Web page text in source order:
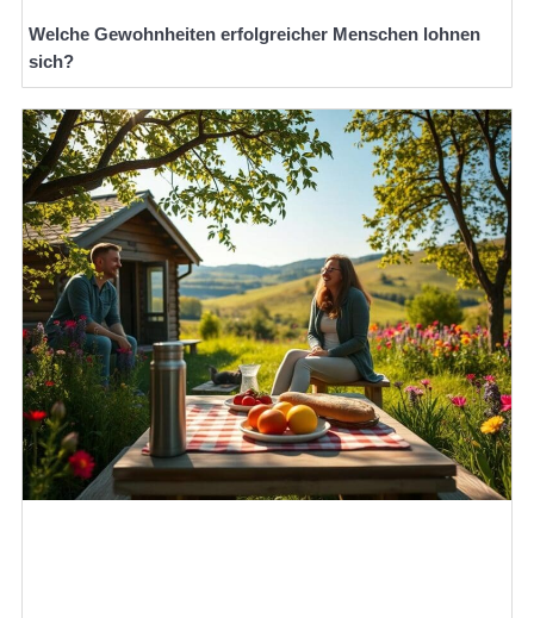
Welche Gewohnheiten erfolgreicher Menschen lohnen
sich?